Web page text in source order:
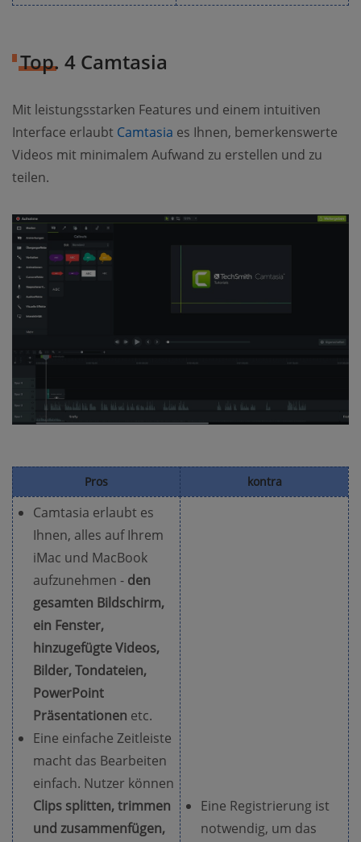
Top. 4 Camtasia
Mit leistungsstarken Features und einem intuitiven
Interface erlaubt Camtasia es Ihnen, bemerkenswerte
Videos mit minimalem Aufwand zu erstellen und zu
teilen.
Pros kontra
Camtasia erlaubt es
Ihnen, alles auf Ihrem
iMac und MacBook
aufzunehmen - den
gesamten Bildschirm,
ein Fenster,
hinzugefügte Videos,
Bilder, Tondateien,
PowerPoint
Präsentationen etc.
Eine einfache Zeitleiste
macht das Bearbeiten
einfach. Nutzer können
Clips splitten, trimmen
und zusammenfügen,
Eine Registrierung ist
notwendig, um das